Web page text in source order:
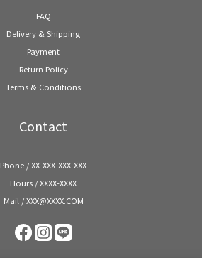
FAQ
Delivery & Shipping
Payment
Return Policy
Terms & Conditions
Contact
Phone / XX-XXX-XXX-XXX
Hours / XXXX-XXXX
Mail / XXX@XXXX.COM